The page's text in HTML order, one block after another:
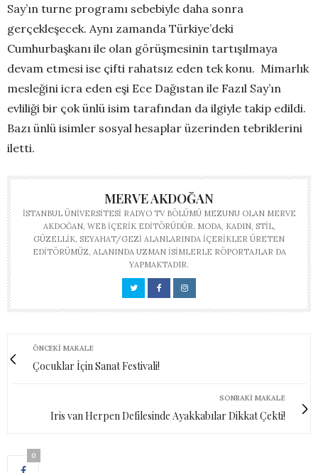
Say’ın turne programı sebebiyle daha sonra
gerçekleşecek. Aynı zamanda Türkiye’deki
Cumhurbaşkanı ile olan görüşmesinin tartışılmaya
devam etmesi ise çifti rahatsız eden tek konu. Mimarlık
mesleğini icra eden eşi Ece Dağıstan ile Fazıl Say’ın
evliliği bir çok ünlü isim tarafından da ilgiyle takip edildi.
Bazı ünlü isimler sosyal hesaplar üzerinden tebriklerini
iletti.
MERVE AKDOĞAN
İSTANBUL ÜNIVERSITESI RADYO TV BÖLÜMÜ MEZUNU OLAN MERVE
AKDOĞAN, WEB IÇERIK EDITÖRÜDÜR. MODA, KADIN, STIL,
GÜZELLIK, SEYAHAT/GEZI ALANLARINDA IÇERIKLER ÜRETEN
EDITÖRÜMÜZ, ALANINDA UZMAN ISIMLERLE RÖPORTAJLAR DA
YAPMAKTADIR.
ÖNCEKI MAKALE
Çocuklar İçin Sanat Festivali!
SONRAKI MAKALE
Iris van Herpen Defilesinde Ayakkabılar Dikkat Çekti!
0